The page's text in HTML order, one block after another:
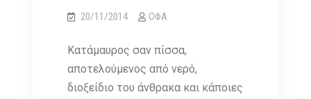
20/11/2014 ΟΦΑ
Κατάμαυρος σαν πίσσα,
αποτελούμενος από νερό,
διοξείδιο του άνθρακα και κάποιες